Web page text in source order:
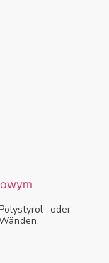
oder